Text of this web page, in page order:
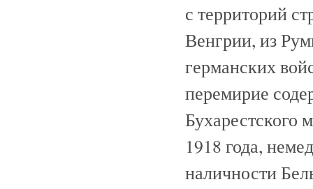
с территорий
Венгрии, из
германских
перемирие
Бухарестского
1918 года,
наличности